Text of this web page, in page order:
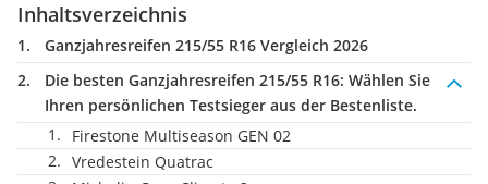
Inhaltsverzeichnis
Ganzjahresreifen 215/55 R16 Vergleich 2026
Die besten Ganzjahresreifen 215/55 R16: Wählen Sie
Ihren persönlichen Testsieger aus der Bestenliste.
Firestone Multiseason GEN 02
Vredestein Quatrac